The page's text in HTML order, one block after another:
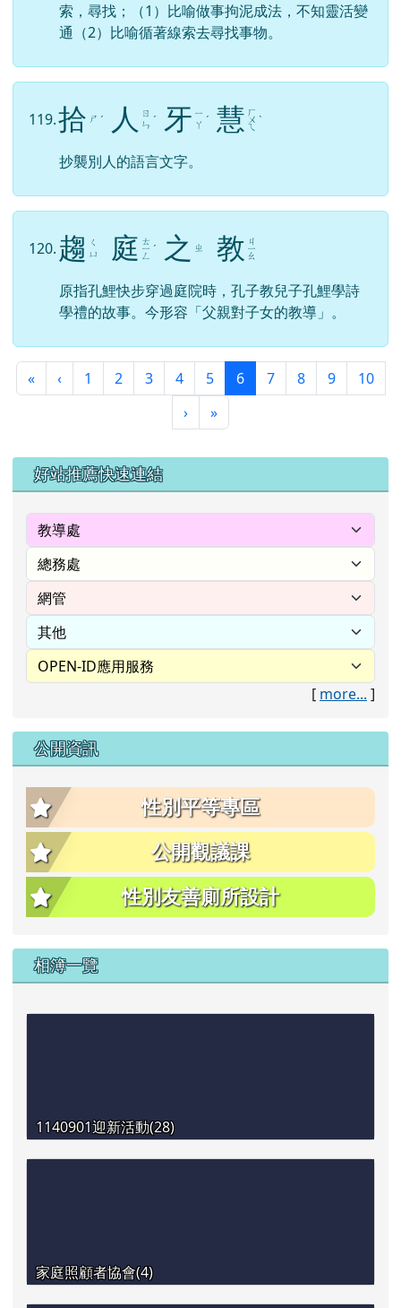
索，尋找；（1）比喻做事拘泥成法，不知靈活變
通（2）比喻循著線索去尋找事物。
119.拾 ㄕ ˊ 人
ㄖ
ㄣ ˊ 牙 ㄧ
ㄚ ˊ 慧 ㄏ
ㄨ
ㄟ
ˋ
抄襲別人的語言文字。
120. 趨
ㄑ
ㄩ
庭 ㄊ
ㄧ
ㄥ
ˊ 之 ㄓ 教 ㄐ
ㄧ
ㄠ
原指孔鯉快步穿過庭院時，孔子教兒子孔鯉學詩
學禮的故事。今形容「父親對子女的教導」。
«第一頁
‹上一頁
1 2 3 4 5 6(目前頁次)
7 8 9
10
›下一頁
»最後頁
左邊區域內容
好站推薦快速連結
[ more... ]
公開資訊
性別平等專區
公開觀議課
性別友善廁所設計
相簿一覽
1140901迎新活動(28)
家庭照顧者協會(4)